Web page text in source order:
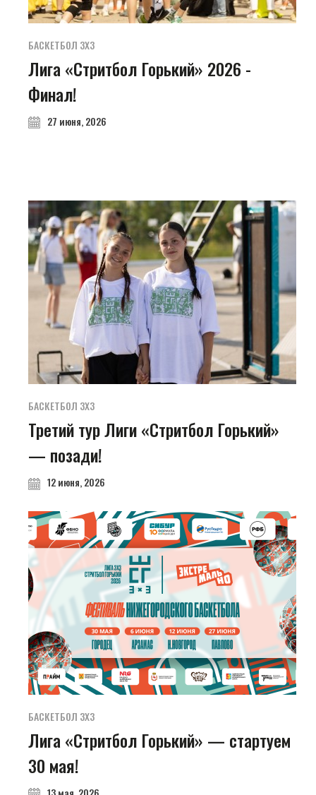
БАСКЕТБОЛ 3Х3
Лига «Стритбол Горький» 2026 -
Финал!
27 июня, 2026
БАСКЕТБОЛ 3Х3
Третий тур Лиги «Стритбол Горький»
— позади!
12 июня, 2026
БАСКЕТБОЛ 3Х3
Лига «Стритбол Горький» — стартуем
30 мая!